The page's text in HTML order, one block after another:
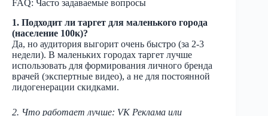
FAQ: Часто задаваемые вопросы
1. Подходит ли таргет для маленького города
(население 100к)?
Да, но аудитория выгорит очень быстро (за 2-3
недели). В маленьких городах таргет лучше
использовать для формирования личного бренда
врачей (экспертные видео), а не для постоянной
лидогенерации скидками.
2. Что работает лучше: VK Реклама или